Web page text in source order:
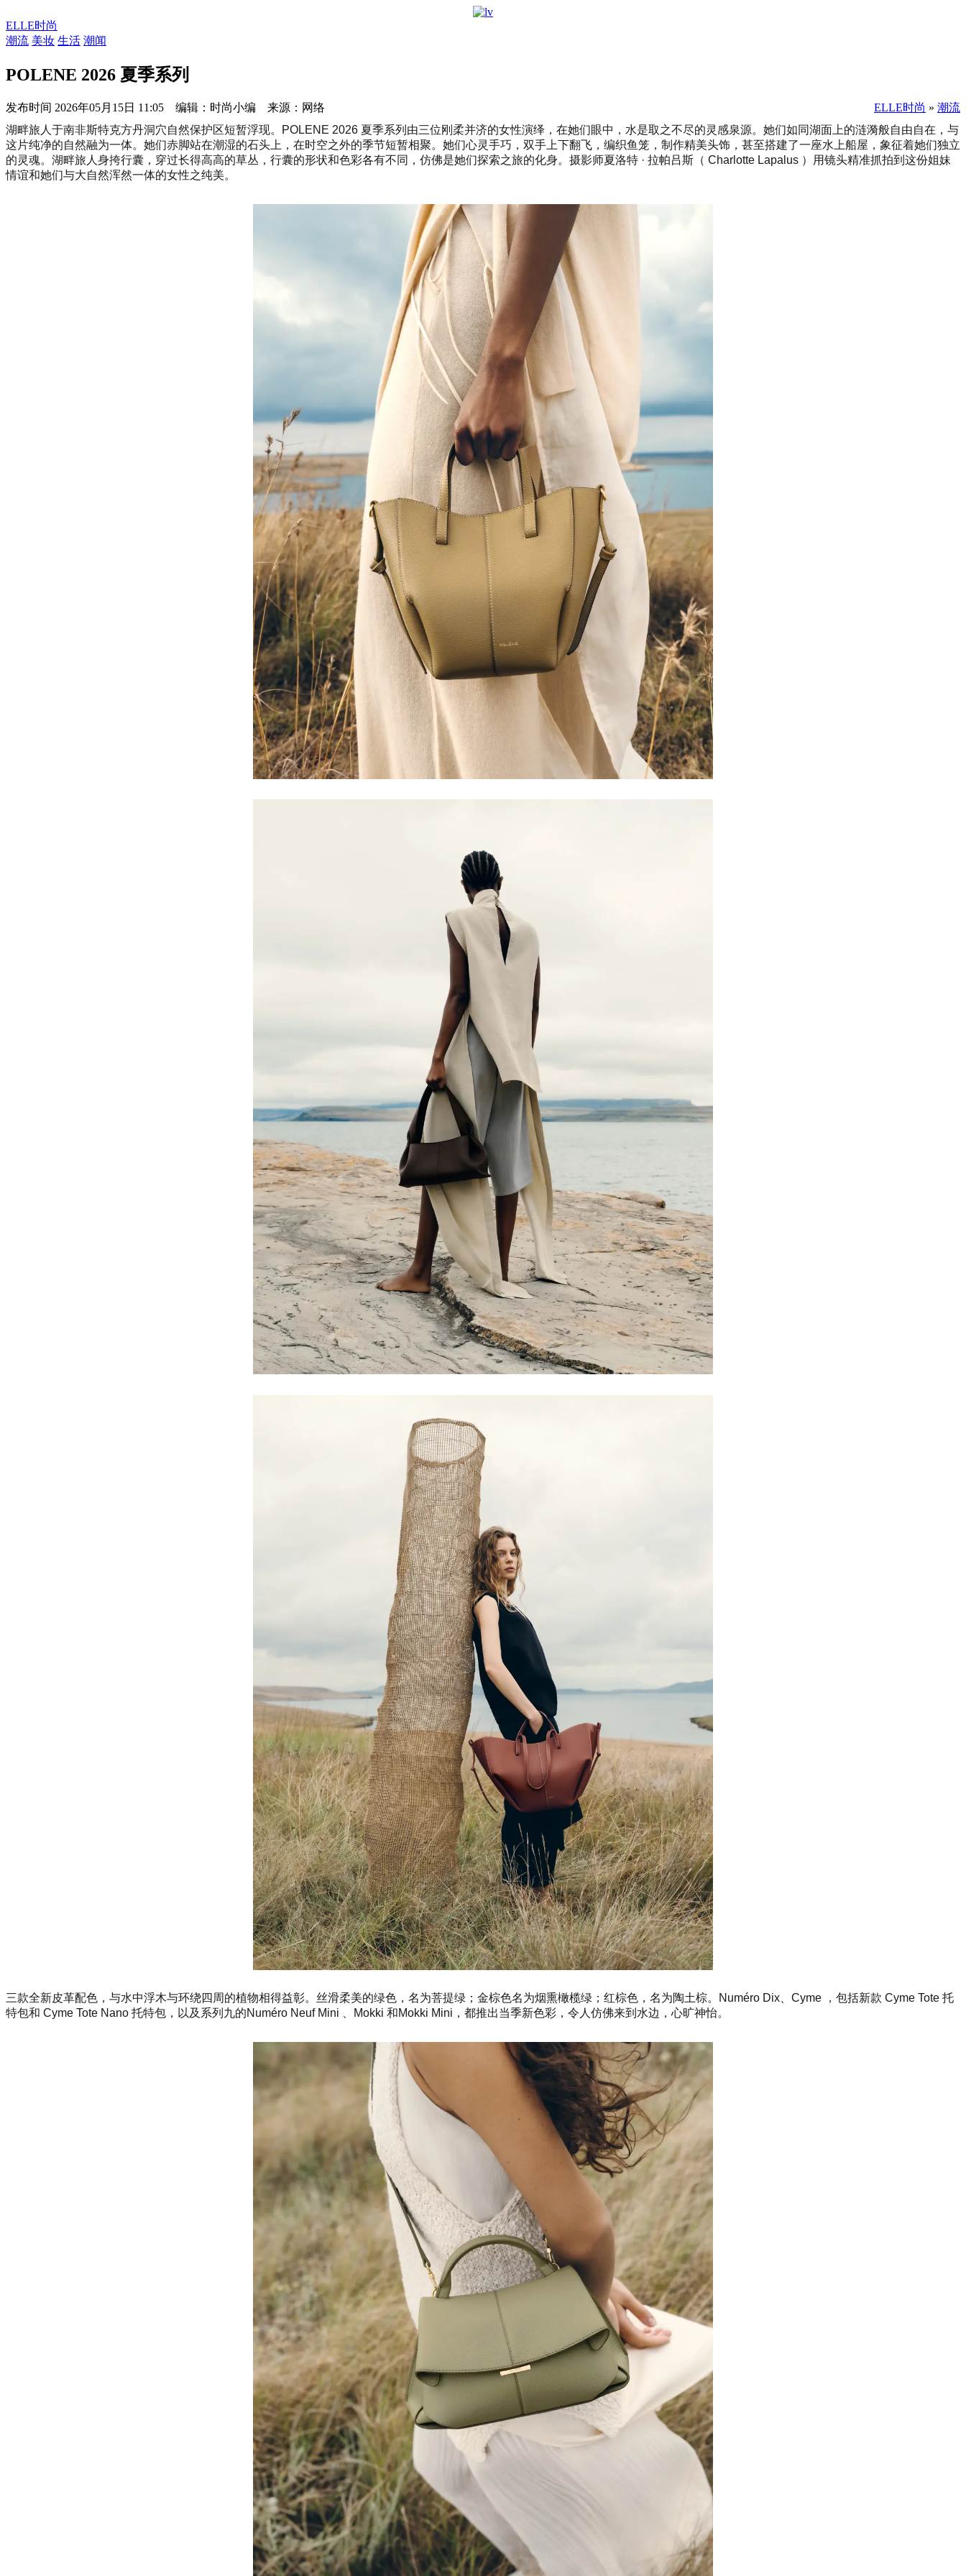
ELLE时尚
潮流 美妆 生活 潮闻
POLENE 2026 夏季系列
发布时间 2026年05月15日 11:05 编辑：时尚小编 来源：网络 ELLE时尚 » 潮流
湖畔旅人于南非斯特克方丹洞穴自然保护区短暂浮现。POLENE 2026 夏季系列由三位刚柔并济的女性演绎，在她们眼中，水是取之不尽的灵感泉源。她们如同湖面上的涟漪般自由自在，与
这片纯净的自然融为一体。她们赤脚站在潮湿的石头上，在时空之外的季节短暂相聚。她们心灵手巧，双手上下翻飞，编织鱼笼，制作精美头饰，甚至搭建了一座水上船屋，象征着她们独立
的灵魂。湖畔旅人身挎行囊，穿过长得高高的草丛，行囊的形状和色彩各有不同，仿佛是她们探索之旅的化身。摄影师夏洛特 · 拉帕吕斯（ Charlotte Lapalus ）用镜头精准抓拍到这份姐妹
情谊和她们与大自然浑然一体的女性之纯美。
三款全新皮革配色，与水中浮木与环绕四周的植物相得益彰。丝滑柔美的绿色，名为菩提绿；金棕色名为烟熏橄榄绿；红棕色，名为陶土棕。Numéro Dix、Cyme ，包括新款 Cyme Tote 托
特包和 Cyme Tote Nano 托特包，以及系列九的Numéro Neuf Mini 、Mokki 和Mokki Mini，都推出当季新色彩，令人仿佛来到水边，心旷神怡。